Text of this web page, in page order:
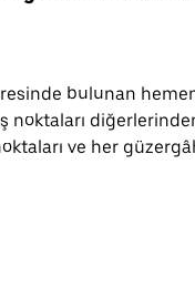
bulunan
noktaları
ve her